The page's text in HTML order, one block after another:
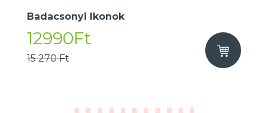
Badacsonyi Ikonok
12990Ft
15 270 Ft